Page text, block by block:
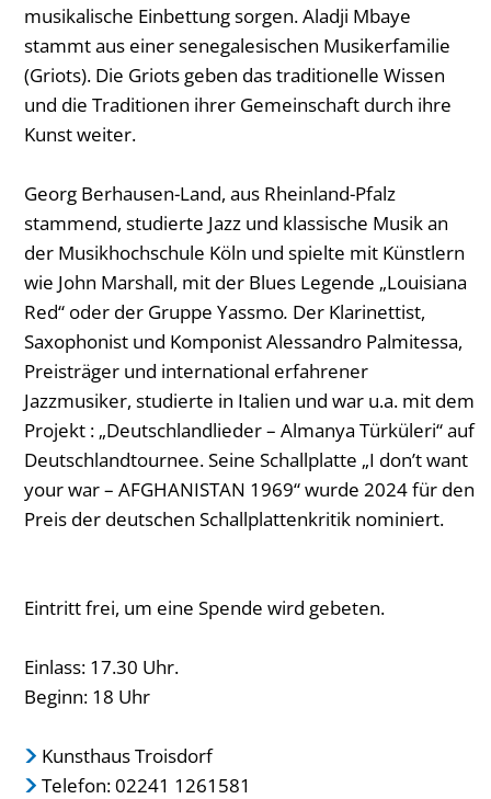
musikalische Einbettung sorgen. Aladji Mbaye
stammt aus einer senegalesischen Musikerfamilie
(Griots). Die Griots geben das traditionelle Wissen
und die Traditionen ihrer Gemeinschaft durch ihre
Kunst weiter.
Georg Berhausen-Land, aus Rheinland-Pfalz
stammend, studierte Jazz und klassische Musik an
der Musikhochschule Köln und spielte mit Künstlern
wie John Marshall, mit der Blues Legende „Louisiana
Red“ oder der Gruppe Yassmo. Der Klarinettist,
Saxophonist und Komponist Alessandro Palmitessa,
Preisträger und international erfahrener
Jazzmusiker, studierte in Italien und war u.a. mit dem
Projekt : „Deutschlandlieder – Almanya Türküleri“ auf
Deutschlandtournee. Seine Schallplatte „I don’t want
your war – AFGHANISTAN 1969“ wurde 2024 für den
Preis der deutschen Schallplattenkritik nominiert.
Eintritt frei, um eine Spende wird gebeten.
Einlass: 17.30 Uhr.
Beginn: 18 Uhr
Kunsthaus Troisdorf
Telefon: 02241 1261581